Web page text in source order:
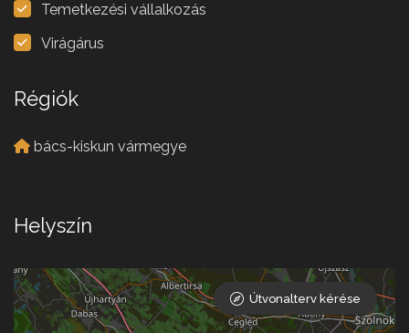
Temetkezési vállalkozás
Virágárus
Régiók
bács-kiskun vármegye
Helyszín
Útvonalterv kérése